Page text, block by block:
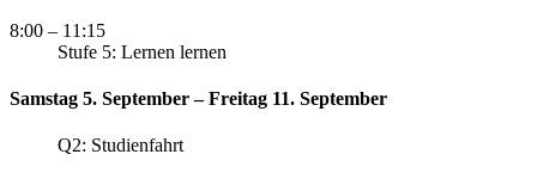
8:00 – 11:15
Stufe 5: Lernen lernen
Samstag 5. September – Freitag 11. September
Q2: Studienfahrt